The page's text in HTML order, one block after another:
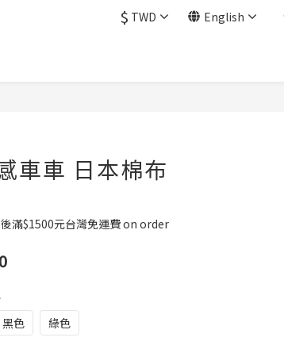
$ TWD English
車車 日本棉布
滿$1500元台灣免運費 on order
黑色 綠色